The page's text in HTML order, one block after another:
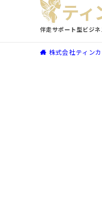
伴走サポート型ビジ
株式会社ティン